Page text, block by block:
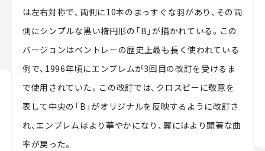
は左右対称で、両側に10本のまっすぐな羽があり、その両
側にシンプルな黒い楕円形の「B」が描かれている。この
バージョンはベントレーの歴史上最も長く使われている
例で、1996年頃にエンブレムが3回目の改訂を受けるま
で使用されていた。この改訂では、クロスビーに敬意を
表して中央の「B」がオリジナルを反映するように改訂さ
れ、エンブレムはより華やかになり、翼にはより顕著な曲
率が戻った。